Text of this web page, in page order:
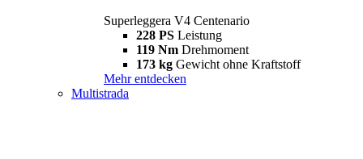
Superleggera V4 Centenario
228 PS Leistung
119 Nm Drehmoment
173 kg Gewicht ohne Kraftstoff
Mehr entdecken
Multistrada